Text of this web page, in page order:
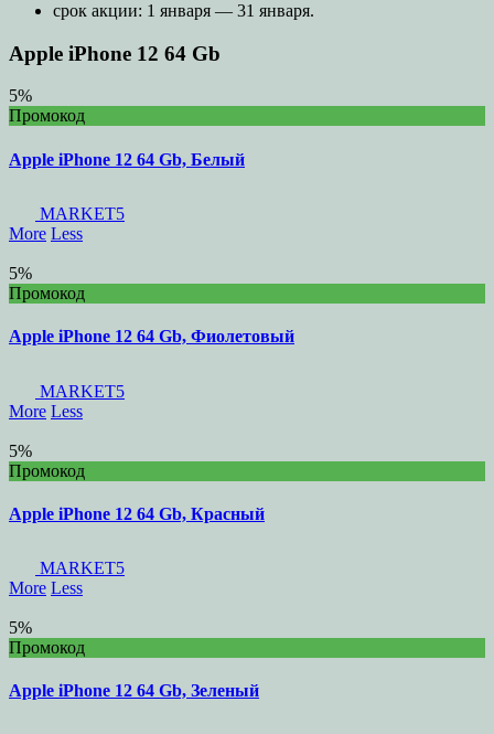
срок акции: 1 января — 31 января.
Apple iPhone 12 64 Gb
5%
Промокод
Apple iPhone 12 64 Gb, Белый
MARKET5
More Less
5%
Промокод
Apple iPhone 12 64 Gb, Фиолетовый
MARKET5
More Less
5%
Промокод
Apple iPhone 12 64 Gb, Красный
MARKET5
More Less
5%
Промокод
Apple iPhone 12 64 Gb, Зеленый